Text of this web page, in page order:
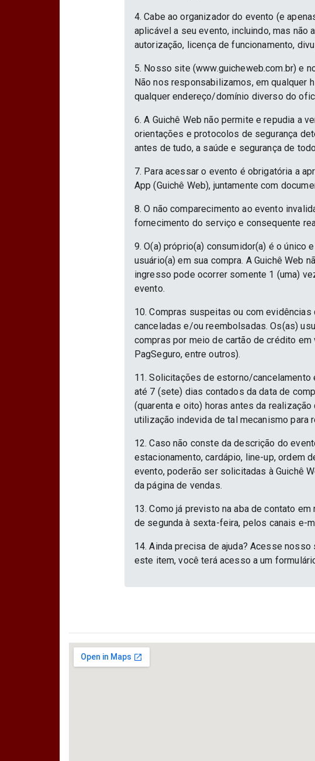
4. Cabe ao organizador do evento (e
aplicável a seu evento, incluindo, mas não
autorização, licença de funcionamento,
5. Nosso site (www.guicheweb.com.br) e
Não nos responsabilizamos, em
qualquer endereço/domínio diverso do
6. A Guichê Web não permite e repudia a
orientações e protocolos de segurança
antes de tudo, a saúde e segurança de
7. Para acessar o evento é obrigatória a
App (Guichê Web), juntamente com
8. O não comparecimento ao evento
fornecimento do serviço e consequente
9. O(a) próprio(a) consumidor(a) é o
usuário(a) em sua compra. A Guichê Web
ingresso pode ocorrer somente 1 (uma)
evento.
10. Compras suspeitas ou com
canceladas e/ou reembolsadas. Os(as)
compras por meio de cartão de crédito
PagSeguro, entre outros).
11. Solicitações de estorno/
até 7 (sete) dias contados da data de
(quarenta e oito) horas antes da
utilização indevida de tal mecanismo
12. Caso não conste da descrição do
estacionamento, cardápio, line-up, ordem
evento, poderão ser solicitadas à Guichê
da página de vendas.
13. Como já previsto na aba de contato
de segunda à sexta-feira, pelos canais e-
14. Ainda precisa de ajuda? Acesse
este item, você terá acesso a um